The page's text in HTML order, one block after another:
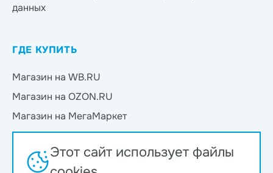
данных
ГДЕ КУПИТЬ
Магазин на WB.RU
Магазин на OZON.RU
Магазин на МегаМаркет
Магазин на Яндекс.Маркет
Магазин на Магнит Маркет
Этот сайт использует файлы